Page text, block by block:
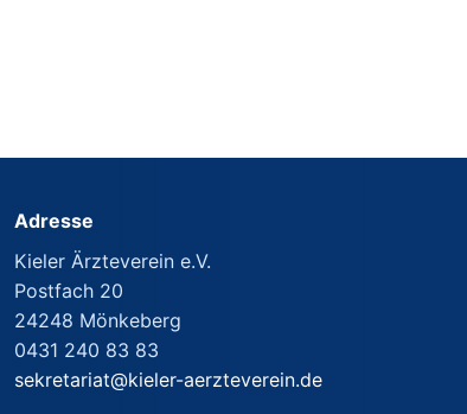
Adresse
Kieler Ärzteverein e.V.
Postfach 20
24248 Mönkeberg
0431 240 83 83
sekretariat@kieler-aerzteverein.de